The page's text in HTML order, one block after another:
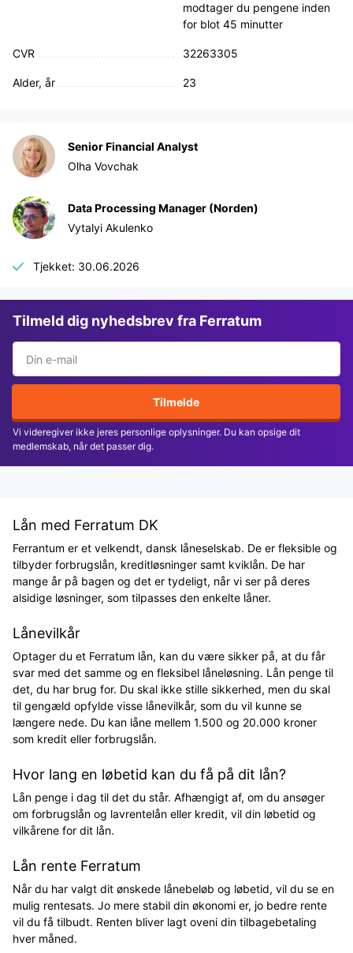
modtager du pengene inden
for blot 45 minutter
CVR 32263305
Alder, år 23
Senior Financial Analyst
Olha Vovchak
Data Processing Manager (Norden)
Vytalyi Akulenko
Tjekket: 30.06.2026
Tilmeld dig nyhedsbrev fra Ferratum
Tilmelde
Vi videregiver ikke jeres personlige oplysninger. Du kan opsige dit
medlemskab, når det passer dig.
Lån med Ferratum DK
Ferrantum er et velkendt, dansk låneselskab. De er fleksible og
tilbyder forbrugslån, kreditløsninger samt kviklån. De har
mange år på bagen og det er tydeligt, når vi ser på deres
alsidige løsninger, som tilpasses den enkelte låner.
Lånevilkår
Optager du et Ferratum lån, kan du være sikker på, at du får
svar med det samme og en fleksibel låneløsning. Lån penge til
det, du har brug for. Du skal ikke stille sikkerhed, men du skal
til gengæld opfylde visse lånevilkår, som du vil kunne se
længere nede. Du kan låne mellem 1.500 og 20.000 kroner
som kredit eller forbrugslån.
Hvor lang en løbetid kan du få på dit lån?
Lån penge i dag til det du står. Afhængigt af, om du ansøger
om forbrugslån og lavrentelån eller kredit, vil din løbetid og
vilkårene for dit lån.
Lån rente Ferratum
Når du har valgt dit ønskede lånebeløb og løbetid, vil du se en
mulig rentesats. Jo mere stabil din økonomi er, jo bedre rente
vil du få tilbudt. Renten bliver lagt oveni din tilbagebetaling
hver måned.